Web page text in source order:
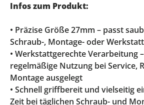
Infos zum Produkt:
• Präzise Größe 27mm – passt
Schraub-, Montage- oder
• Werkstattgerechte Verarbeitung
regelmäßige Nutzung bei Service,
Montage ausgelegt
• Schnell griffbereit und vielseitig
Zeit bei täglichen Schraub- und